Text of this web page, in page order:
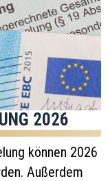
2026
können 2026
Außerdem